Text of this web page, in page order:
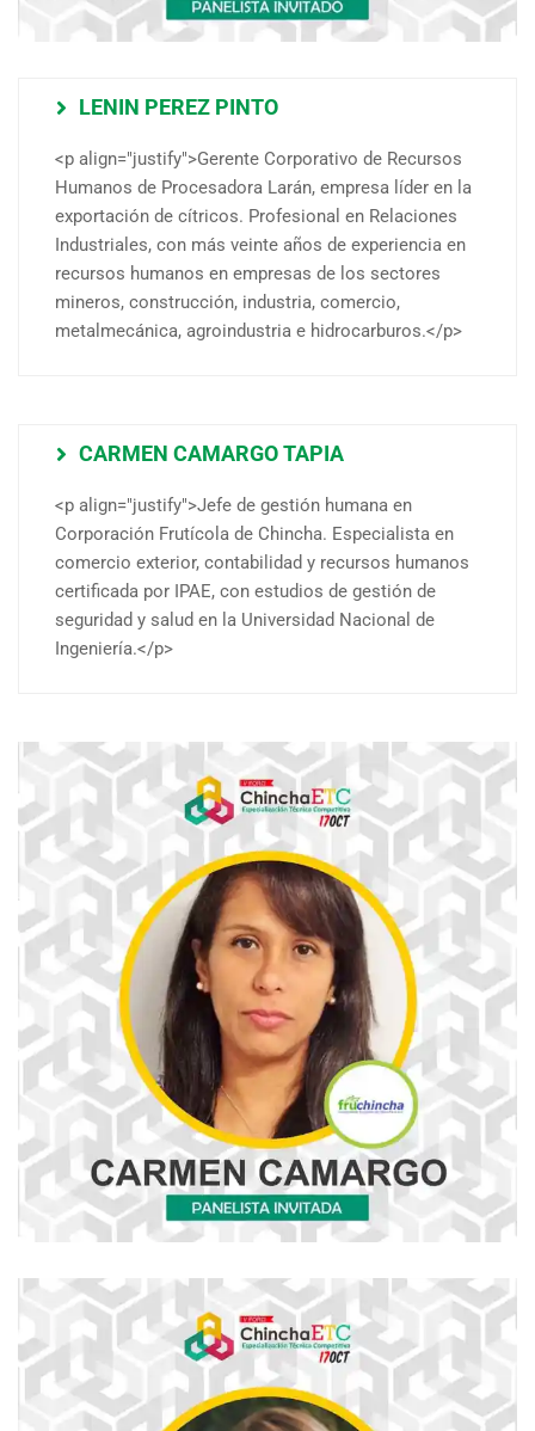
LENIN PEREZ PINTO
<p align="justify">Gerente Corporativo de Recursos
Humanos de Procesadora Larán, empresa líder en la
exportación de cítricos. Profesional en Relaciones
Industriales, con más veinte años de experiencia en
recursos humanos en empresas de los sectores
mineros, construcción, industria, comercio,
metalmecánica, agroindustria e hidrocarburos.</p>
CARMEN CAMARGO TAPIA
<p align="justify">Jefe de gestión humana en
Corporación Frutícola de Chincha. Especialista en
comercio exterior, contabilidad y recursos humanos
certificada por IPAE, con estudios de gestión de
seguridad y salud en la Universidad Nacional de
Ingeniería.</p>